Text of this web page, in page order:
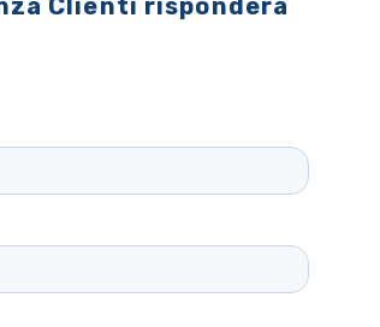
Clienti risponderà